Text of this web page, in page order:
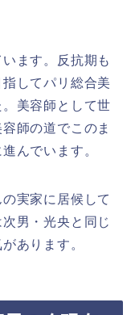
ます。反抗期も
してパリ総合美
美容師として世
師の道でこのま
んでいます。
実家に居候して
男・光央と同じ
あります。